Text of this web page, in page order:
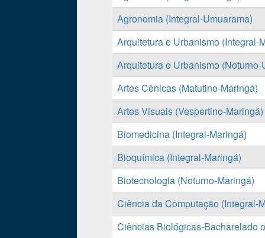
Agronomia (Integral-Umuarama)
Arquitetura e Urbanismo (Integral-
Arquitetura e Urbanismo (Noturno-
Artes Cênicas (Matutino-Maringá)
Artes Visuais (Vespertino-Maringá)
Biomedicina (Integral-Maringá)
Bioquímica (Integral-Maringá)
Biotecnologia (Noturno-Maringá)
Ciência da Computação (Integral-
Ciências Biológicas-Bacharelado